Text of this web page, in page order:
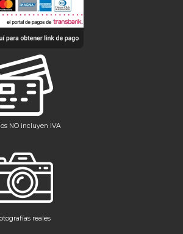
NO incluyen IVA
reales